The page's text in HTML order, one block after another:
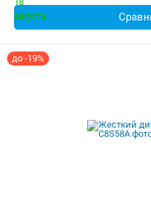
до -19%